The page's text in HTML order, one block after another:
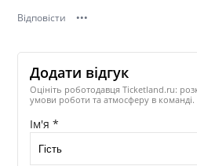
Відповісти •••
Додати відгук
Оцініть роботодавця Ticketland.ru:
умови роботи та атмосферу в команді.
Ім'я *